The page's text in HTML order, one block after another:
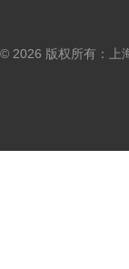
© 2026 版权所有：上